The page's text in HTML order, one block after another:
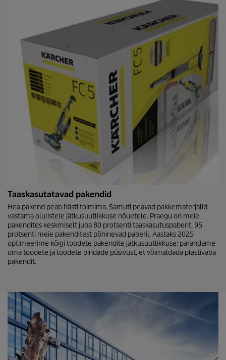
Taaskasutatavad pakendid
Hea pakend peab hästi toimima. Samuti peavad pakkematerjalid
vastama olulistele jätkusuutlikkuse nõuetele. Praegu on meie
pakendites keskmiselt juba 80 protsenti taaskasutuspaberit. 95
protsenti meie pakenditest põhinevad paberil. Aastaks 2025
optimeerime kõigi toodete pakendite jätkusuutlikkuse: parandame
oma toodete ja toodete pindade püsivust, et võimaldada plastivaba
pakendit.